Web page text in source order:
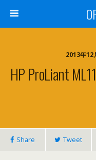
2013年
HP ProLiant
Share Tweet